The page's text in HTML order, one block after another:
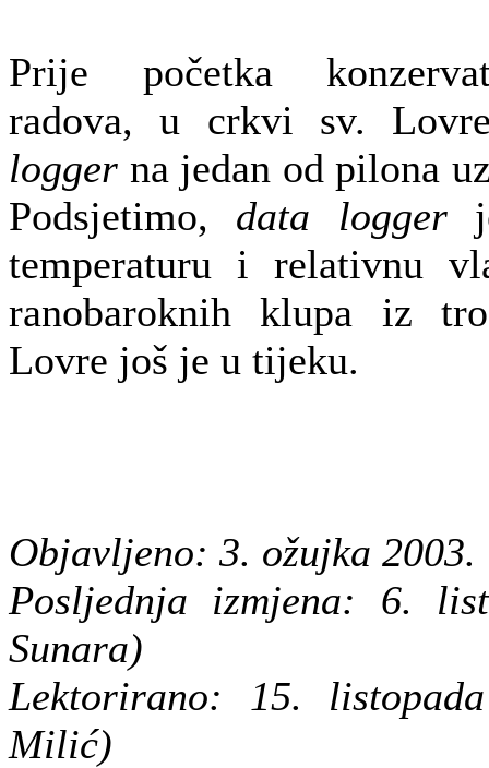
Prije početka
radova, u crkvi sv.
logger na jedan od pilona
Podsjetimo, data logger
temperaturu i relativnu
ranobaroknih klupa iz
Lovre još je u tijeku.
Objavljeno: 3. ožujka 2003.
Posljednja izmjena: 6.
Sunara)
Lektorirano: 15.
Milić)